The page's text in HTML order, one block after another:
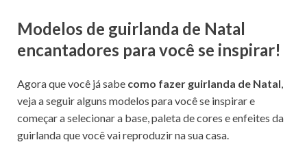
Modelos de guirlanda de Natal
encantadores para você se inspirar!
Agora que você já sabe como fazer guirlanda de Natal,
veja a seguir alguns modelos para você se inspirar e
começar a selecionar a base, paleta de cores e enfeites da
guirlanda que você vai reproduzir na sua casa.